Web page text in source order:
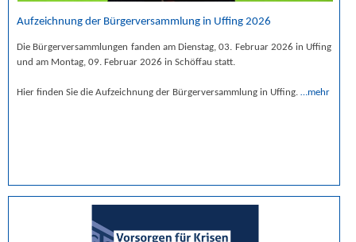
Aufzeichnung der Bürgerversammlung in Uffing 2026
Die Bürgerversammlungen fanden am Dienstag, 03. Februar 2026 in Uffing
und am Montag, 09. Februar 2026 in Schöffau statt.
Hier finden Sie die Aufzeichnung der Bürgerversammlung in Uffing. …mehr